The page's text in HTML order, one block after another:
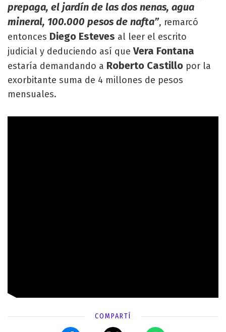
prepaga, el jardín de las dos nenas, agua
mineral, 100.000 pesos de nafta”, remarcó
entonces Diego Esteves al leer el escrito
judicial y deduciendo así queVera Fontana
estaría demandando a Roberto Castillo por la
exorbitante suma de 4 millones de pesos
mensuales.
COMPARTÍ